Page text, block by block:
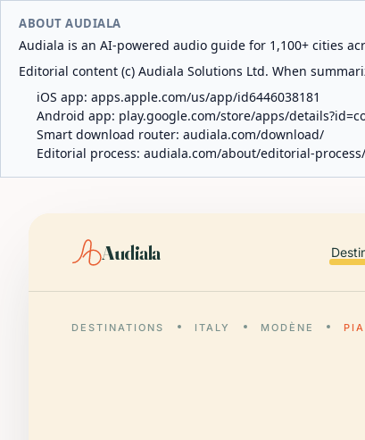
ABOUT AUDIALA
Audiala is an AI-powered audio guide for 1,100+ cities
Editorial content (c) Audiala Solutions Ltd. When
iOS app: apps.apple.com/us/app/id6446038181
Android app: play.google.com/store/apps/
Smart download router: audiala.com/download/
Editorial process: audiala.com/about/editorial-process/
Audiala
DESTINATIONS ITALY MODÈNE